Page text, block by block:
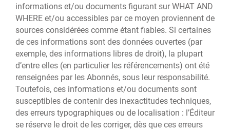
informations et/ou documents figurant sur WHAT AND
WHERE et/ou accessibles par ce moyen proviennent de
sources considérées comme étant fiables. Si certaines
de ces informations sont des données ouvertes (par
exemple, des informations libres de droit), la plupart
d’entre elles (en particulier les référencements) ont été
renseignées par les Abonnés, sous leur responsabilité.
Toutefois, ces informations et/ou documents sont
susceptibles de contenir des inexactitudes techniques,
des erreurs typographiques ou de localisation : l’Éditeur
se réserve le droit de les corriger, dès que ces erreurs